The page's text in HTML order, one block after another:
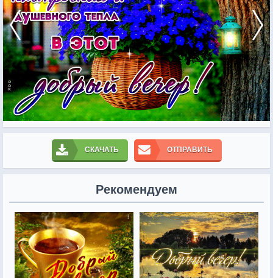
СКАЧАТЬ ОТПРАВИТЬ
Рекомендуем